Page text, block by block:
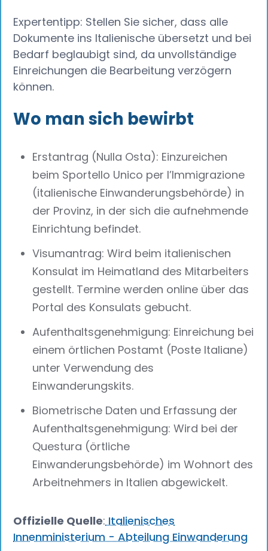
Expertentipp: Stellen Sie sicher, dass alle
Dokumente ins Italienische übersetzt und bei
Bedarf beglaubigt sind, da unvollständige
Einreichungen die Bearbeitung verzögern
können.
Wo man sich bewirbt
Erstantrag (Nulla Osta): Einzureichen
beim Sportello Unico per l’Immigrazione
(italienische Einwanderungsbehörde) in
der Provinz, in der sich die aufnehmende
Einrichtung befindet.
Visumantrag: Wird beim italienischen
Konsulat im Heimatland des Mitarbeiters
gestellt. Termine werden online über das
Portal des Konsulats gebucht.
Aufenthaltsgenehmigung: Einreichung bei
einem örtlichen Postamt (Poste Italiane)
unter Verwendung des
Einwanderungskits.
Biometrische Daten und Erfassung der
Aufenthaltsgenehmigung: Wird bei der
Questura (örtliche
Einwanderungsbehörde) im Wohnort des
Arbeitnehmers in Italien abgewickelt.
Offizielle Quelle: Italienisches
Innenministerium - Abteilung Einwanderung